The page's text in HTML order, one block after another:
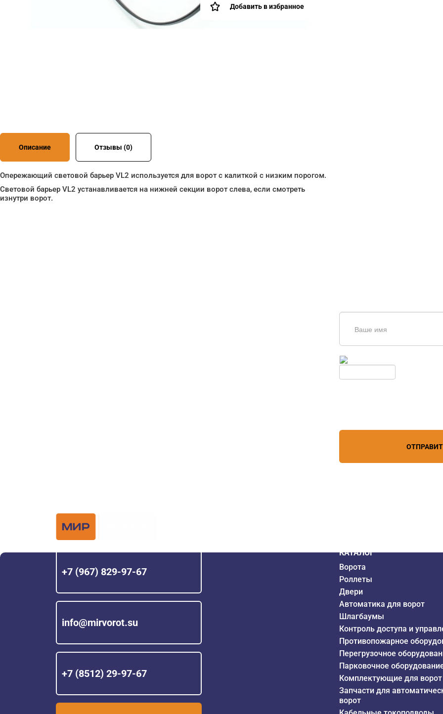
Добавить в избранное
Описание Отзывы (0)
Опережающий световой барьер VL2 используется для ворот с калиткой с низким порогом.
Световой барьер VL2 устанавливается на нижней секции ворот слева, если смотреть
изнутри ворот.
+7 (967) 829-97-67
info@mirvorot.su
+7 (8512) 29-97-67
КАТАЛОГ
Ворота
Роллеты
Двери
Автоматика для ворот
Шлагбаумы
Контроль доступа и
Противопожарное
Перегрузочное
Парковочное
Комплектующие для ворот
Запчасти для
ворот